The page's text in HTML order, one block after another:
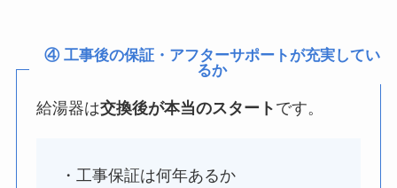
④ 工事後の保証・アフターサポートが充実してい
るか
給湯器は交換後が本当のスタート です。
・工事保証は何年あるか